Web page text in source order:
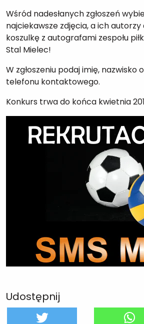
Wśród nadesłanych zgłoszeń
najciekawsze zdjęcia, a ich
koszulkę z autografami zespołu
Stal Mielec!
W zgłoszeniu podaj imię, nazwisko
telefonu kontaktowego.
Konkurs trwa do końca kwietnia
Udostępnij